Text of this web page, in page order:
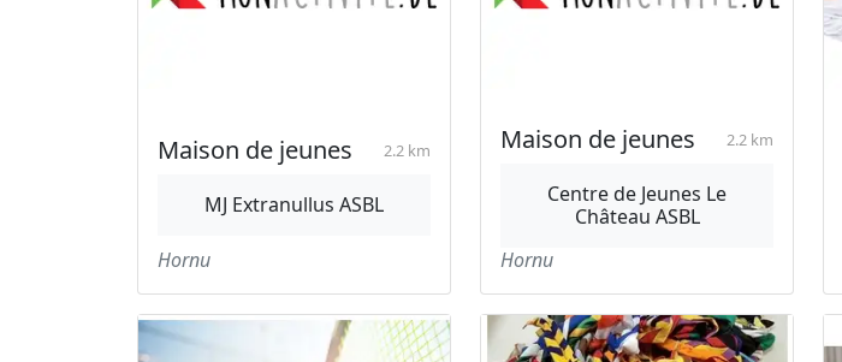
Maison de jeunes 2.2 km
MJ Extranullus ASBL
Hornu
Maison de jeunes 2.2 km
Centre de Jeunes Le
Château ASBL
Hornu